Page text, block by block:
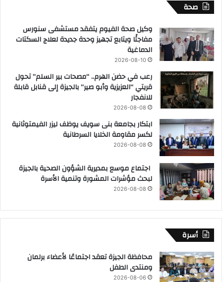
صحة
وكيل صحة الفيوم يتفقد مستشفى سنورس
مفاجئًا ويتابع تجهيز وحدة جديدة لعلاج السكتات
الدماغية
2026-08-10
رعب في حضن الهرم.. “مصحات بير السلم” تحول
قريتي “العزيزية وأبو صير” بالجيزة إلى قنابل قابلة
للانفجار
2026-08-08
ابتكار بجامعة بنى سويف يوظف ليزر الفيمتوثانية
لكسر مقاومة الخلايا السرطانية
2026-08-08
اجتماع موسع بمديرية الشؤون الصحية بالجيزة
لبحث مؤشرات المشورة وتنمية الأسرة
2026-08-08
أسرة
محافظة الجيزة تعقد اجتماعًا لأعضاء برلمان
ومنتدى الطفل
2026-08-06